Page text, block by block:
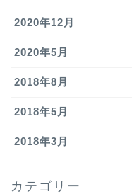
2020年12月
2020年5月
2018年8月
2018年5月
2018年3月
カテゴリー